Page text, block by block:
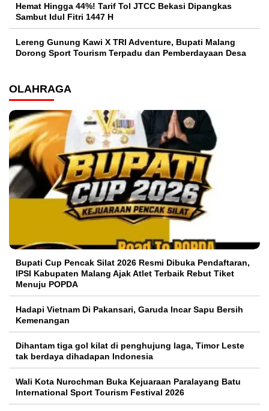
Hemat Hingga 44%! Tarif Tol JTCC Bekasi Dipangkas
Sambut Idul Fitri 1447 H
Lereng Gunung Kawi X TRI Adventure, Bupati Malang
Dorong Sport Tourism Terpadu dan Pemberdayaan Desa
OLAHRAGA
Bupati Cup Pencak Silat 2026 Resmi Dibuka Pendaftaran,
IPSI Kabupaten Malang Ajak Atlet Terbaik Rebut Tiket
Menuju POPDA
Hadapi Vietnam Di Pakansari, Garuda Incar Sapu Bersih
Kemenangan
Dihantam tiga gol kilat di penghujung laga, Timor Leste
tak berdaya dihadapan Indonesia
Wali Kota Nurochman Buka Kejuaraan Paralayang Batu
International Sport Tourism Festival 2026